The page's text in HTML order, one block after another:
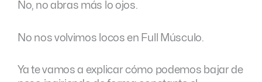
No, no abras más lo ojos.
No nos volvimos locos en Full Músculo.
Ya te vamos a explicar cómo podemos bajar de